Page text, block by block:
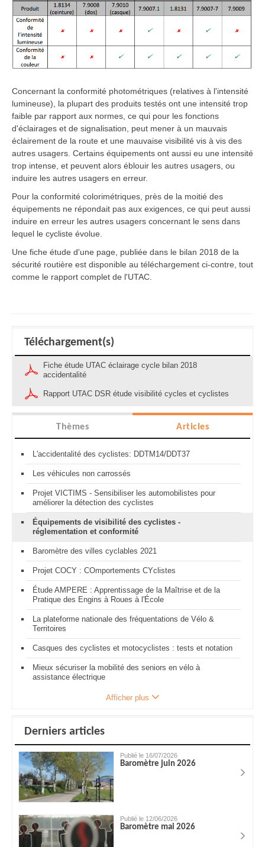
Concernant la conformité photométriques (relatives à l'intensité
lumineuse), la plupart des produits testés ont une intensité trop
faible par rapport aux normes, ce qui pour les fonctions
d'éclairages et de signalisation, peut mener à un mauvais
éclairement de la route et une mauvaise visibilité vis à vis des
autres usagers. Certains équipements ont aussi eu une intensité
trop intense, et peuvent alors éblouir les autres usagers, ou
induire les autres usagers en erreur.
Pour la conformité colorimétriques, près de la moitié des
équipements ne répondait pas aux exigences, ce qui peut aussi
induire en erreur les autres usagers concernant le sens dans
lequel le cycliste évolue.
Une fiche étude d'une page, publiée dans le bilan 2018 de la
sécurité routière est disponible au téléchargement ci-contre, tout
comme le rapport complet de l'UTAC.
Téléchargement(s)
Fiche étude UTAC éclairage cycle bilan 2018
accidentalité
Rapport UTAC DSR étude visibilité cycles et cyclistes
Thèmes Articles
L'accidentalité des cyclistes: DDTM14/DDT37
Les véhicules non carrossés
Projet VICTIMS - Sensibiliser les automobilistes pour
améliorer la détection des cyclistes
Équipements de visibilité des cyclistes -
réglementation et conformité
Baromètre des villes cyclables 2021
Projet COCY : COmportements CYclistes
Étude AMPERE : Apprentissage de la Maîtrise et de la
Pratique des Engins à Roues à l'École
La plateforme nationale des fréquentations de Vélo &
Territoires
Casques des cyclistes et motocyclistes : tests et notation
Mieux sécuriser la mobilité des seniors en vélo à
assistance électrique
Afficher plus
Derniers articles
Publié le 16/07/2026
Baromètre juin 2026
Publié le 12/06/2026
Baromètre mai 2026